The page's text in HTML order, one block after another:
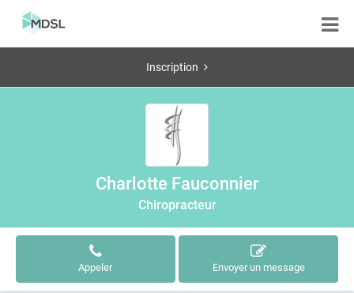
Inscription
Charlotte Fauconnier
Chiropracteur
Appeler Envoyer un message